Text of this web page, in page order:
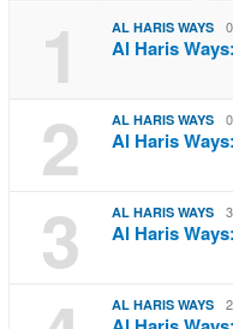
1 AL HARIS WAYS
Al Haris
2 AL HARIS WAYS
Al Haris
3 AL HARIS WAYS
Al Haris
AL HARIS WAYS